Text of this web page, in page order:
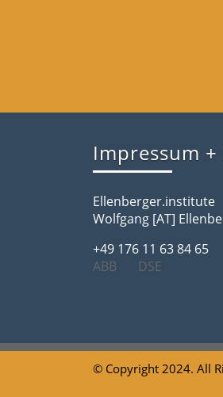
Impressum +
Ellenberger.institute
Wolfgang [AT]
+49 176 11 63 84 65
ABB
DSE
© Copyright 2024. All